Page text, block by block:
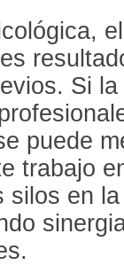
Si
puede
trabajo
silos en